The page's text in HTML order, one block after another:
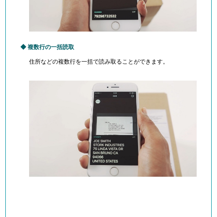
複数行の一括読取
住所などの複数行を一括で読み取ることができます。